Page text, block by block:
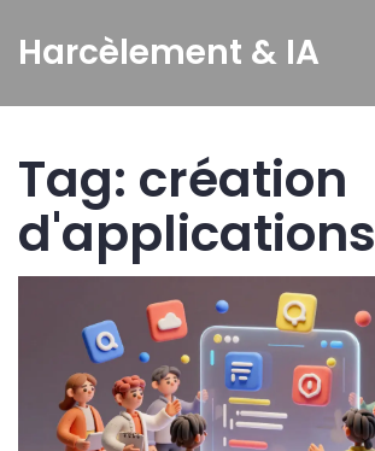
Harcèlement & IA
Tag: création
d'applications